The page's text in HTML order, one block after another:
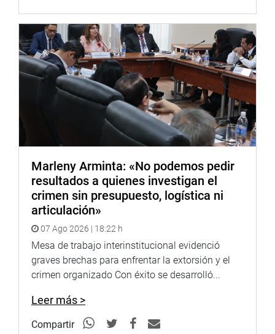
Marleny Arminta: «No podemos pedir
resultados a quienes investigan el
crimen sin presupuesto, logística ni
articulación»
07 Ago 2026 | 18:22 h
Mesa de trabajo interinstitucional evidenció
graves brechas para enfrentar la extorsión y el
crimen organizado Con éxito se desarrolló...
Leer más >
Compartir